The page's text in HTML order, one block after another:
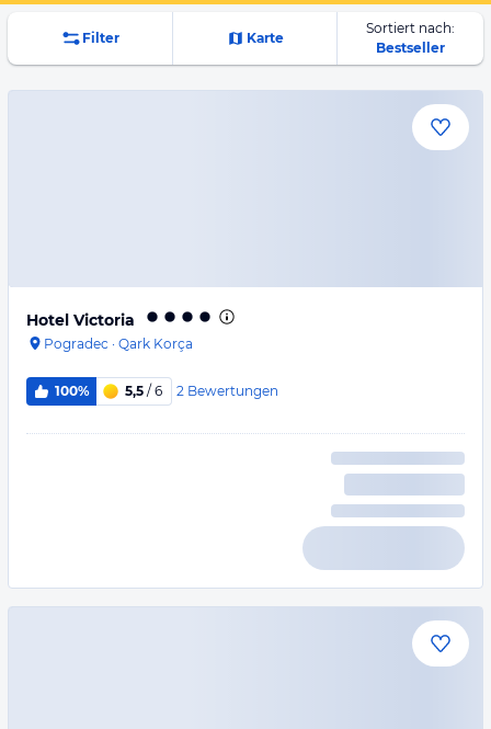
Filter Karte
Sortiert nach:
Bestseller
Hotel Victoria
Pogradec · Qark Korça
100% 5,5 / 6 2 Bewertungen